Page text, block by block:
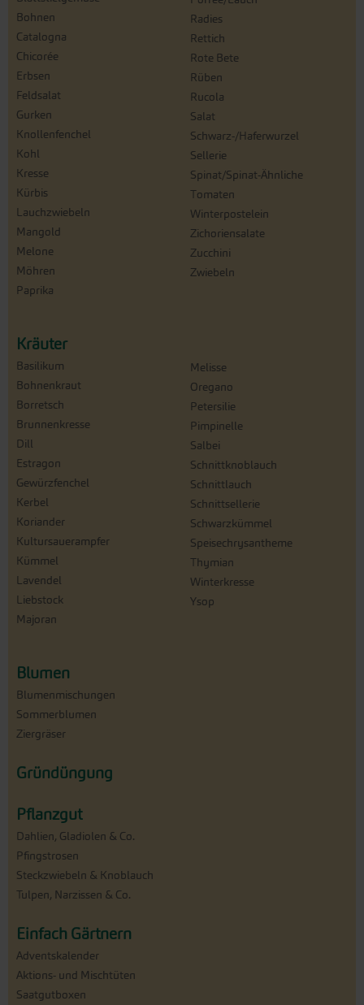
Bohnen
Catalogna
Chicorée
Erbsen
Feldsalat
Gurken
Knollenfenchel
Kohl
Kresse
Kürbis
Lauchzwiebeln
Mangold
Melone
Möhren
Paprika
Radies
Rettich
Rote Bete
Rüben
Rucola
Salat
Schwarz-/Haferwurzel
Sellerie
Spinat/Spinat-Ähnliche
Tomaten
Winterpostelein
Zichoriensalate
Zucchini
Zwiebeln
Kräuter
Basilikum
Bohnenkraut
Borretsch
Brunnenkresse
Dill
Estragon
Gewürzfenchel
Kerbel
Koriander
Kultursauerampfer
Kümmel
Lavendel
Liebstock
Majoran
Melisse
Oregano
Petersilie
Pimpinelle
Salbei
Schnittknoblauch
Schnittlauch
Schnittsellerie
Schwarzkümmel
Speisechrysantheme
Thymian
Winterkresse
Ysop
Blumen
Blumenmischungen
Sommerblumen
Ziergräser
Gründüngung
Pflanzgut
Dahlien, Gladiolen & Co.
Pfingstrosen
Steckzwiebeln & Knoblauch
Tulpen, Narzissen & Co.
Einfach Gärtnern
Adventskalender
Aktions- und Mischtüten
Saatgutboxen